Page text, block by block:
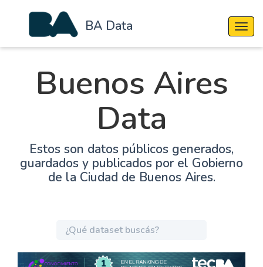
BA Data
Buenos Aires
Data
Estos son datos públicos generados,
guardados y publicados por el Gobierno
de la Ciudad de Buenos Aires.